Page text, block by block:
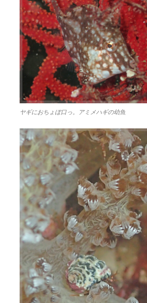
ヤギにおちょぼ口っ。アミメハギの幼魚